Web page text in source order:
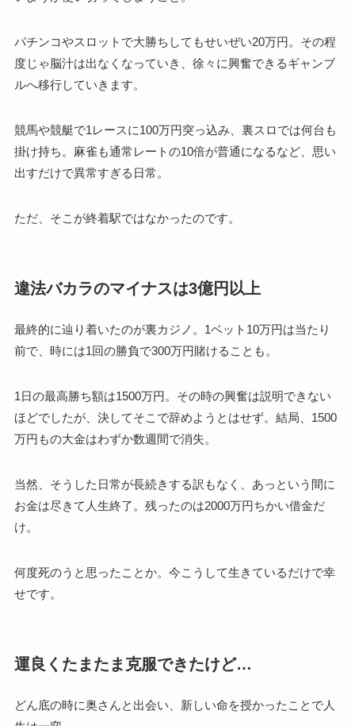
パチンコやスロットで大勝ちしてもせいぜい20万円。その程
度じゃ脳汁は出なくなっていき、徐々に興奮できるギャンブ
ルへ移行していきます。
競馬や競艇で1レースに100万円突っ込み、裏スロでは何台も
掛け持ち。麻雀も通常レートの10倍が普通になるなど、思い
出すだけで異常すぎる日常。
ただ、そこが終着駅ではなかったのです。
違法バカラのマイナスは3億円以上
最終的に辿り着いたのが裏カジノ。1ベット10万円は当たり
前で、時には1回の勝負で300万円賭けることも。
1日の最高勝ち額は1500万円。その時の興奮は説明できない
ほどでしたが、決してそこで辞めようとはせず。結局、1500
万円もの大金はわずか数週間で消失。
当然、そうした日常が長続きする訳もなく、あっという間に
お金は尽きて人生終了。残ったのは2000万円ちかい借金だ
け。
何度死のうと思ったことか。今こうして生きているだけで幸
せです。
運良くたまたま克服できたけど…
どん底の時に奥さんと出会い、新しい命を授かったことで人